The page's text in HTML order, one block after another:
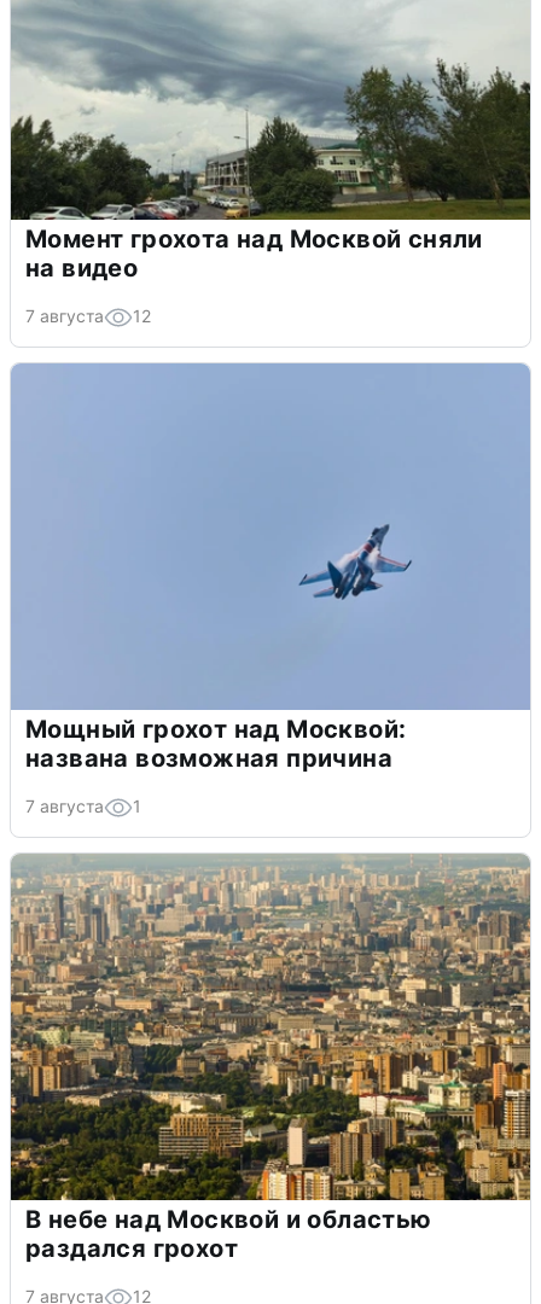
Момент грохота над Москвой сняли
на видео
7 августа 12
Мощный грохот над Москвой:
названа возможная причина
7 августа 1
В небе над Москвой и областью
раздался грохот
7 августа 12